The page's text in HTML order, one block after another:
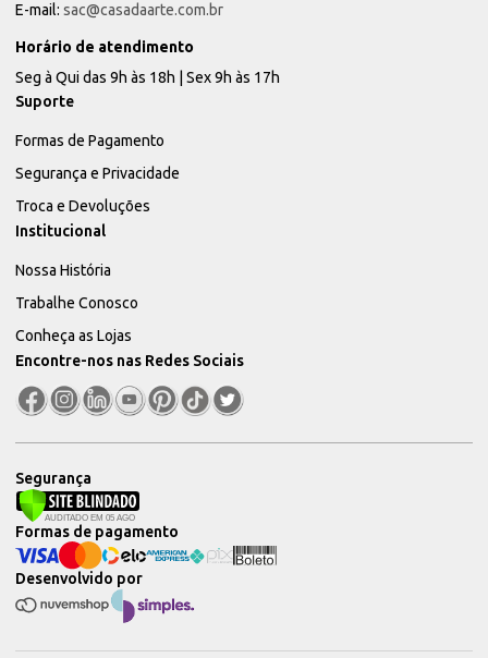
E-mail: sac@casadaarte.com.br
Horário de atendimento
Seg à Qui das 9h às 18h | Sex 9h às 17h
Suporte
Formas de Pagamento
Segurança e Privacidade
Troca e Devoluções
Institucional
Nossa História
Trabalhe Conosco
Conheça as Lojas
Encontre-nos nas Redes Sociais
Segurança
Desenvolvido por
Formas de pagamento